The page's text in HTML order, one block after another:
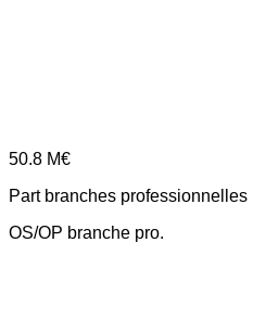
50.8 M€
Part branches professionnelles
OS/OP branche pro.